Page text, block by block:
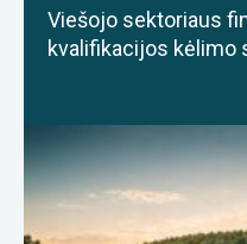
Viešojo sektoriaus
kvalifikacijos kėlimo